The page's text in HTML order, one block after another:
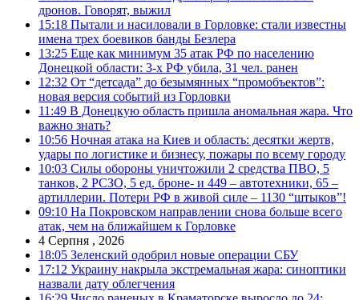
дронов. Говорят, выжил
15:18 Пытали и насиловали в Горловке: стали известны
имена трех боевиков банды Безлера
13:25 Еще как минимум 35 атак РФ по населению
Донецкой области: 3-х РФ убила, 31 чел. ранен
12:32 От “детсада” до безымянных “промобъектов”:
новая версия событий из Горловки
11:49 В Донецкую область пришла аномальная жара. Что
важно знать?
10:56 Ночная атака на Киев и область: десятки жертв,
удары по логистике и бизнесу, пожары по всему городу
10:03 Силы обороны уничтожили 2 средства ПВО, 5
танков, 2 РСЗО, 5 ед. броне- и 449 – автотехники, 65 –
артиллерии. Потери РФ в живой силе – 1130 “штыков”!
09:10 На Покровском направлении снова больше всего
атак, чем на ближайшем к Горловке
4 Серпня , 2026
18:05 Зеленский одобрил новые операции СБУ
17:12 Украину накрыла экстремальная жара: синоптики
назвали дату облегчения